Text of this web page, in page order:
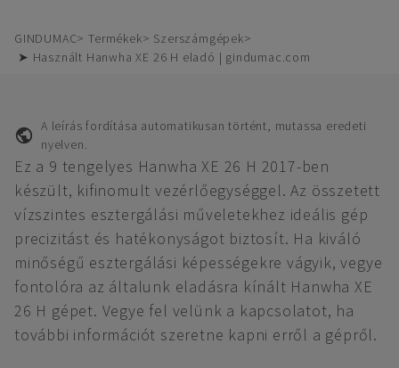
GINDUMAC Termékek
Szerszámgépek
➤ Használt Hanwha XE 26 H eladó | gindumac.com
A leírás fordítása automatikusan történt, mutassa eredeti
nyelven.
Ez a 9 tengelyes Hanwha XE 26 H 2017-ben
készült, kifinomult vezérlőegységgel. Az összetett
vízszintes esztergálási műveletekhez ideális gép
precizitást és hatékonyságot biztosít. Ha kiváló
minőségű esztergálási képességekre vágyik, vegye
fontolóra az általunk eladásra kínált Hanwha XE
26 H gépet. Vegye fel velünk a kapcsolatot, ha
további információt szeretne kapni erről a gépről.